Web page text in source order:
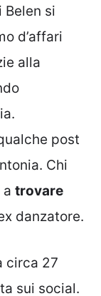
Belen si
d’affari
alla
post
Chi
a trovare
danzatore.
circa 27
sui social.